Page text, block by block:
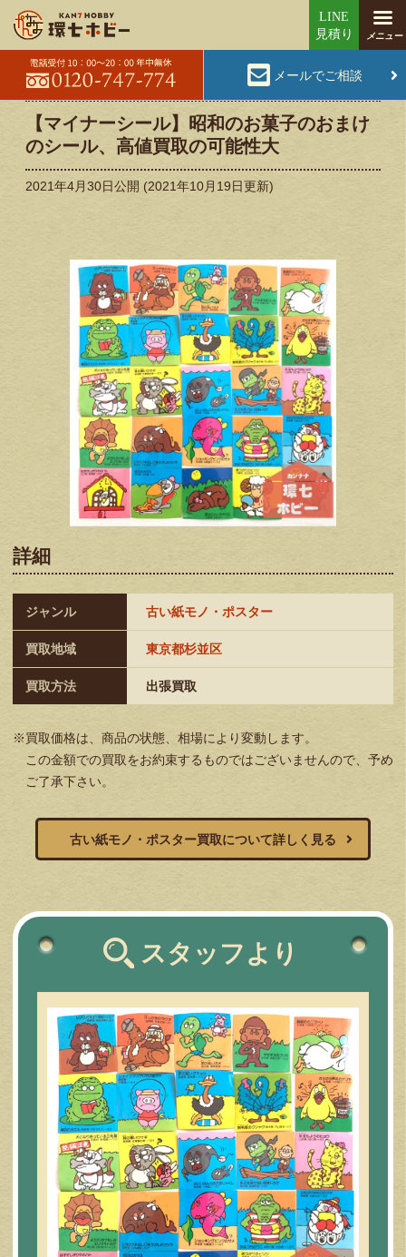
メールでご相談
【マイナーシール】昭和のお菓子のおまけ
のシール、高値買取の可能性大
2021年4月30日公開 (2021年10月19日更新)
詳細
ジャンル 古い紙モノ・ポスター
買取地域 東京都杉並区
買取方法 出張買取
※買取価格は、商品の状態、相場により変動します。
この金額での買取をお約束するものではございませんので、予め
ご了承下さい。
古い紙モノ・ポスター買取について詳しく見る
スタッフより